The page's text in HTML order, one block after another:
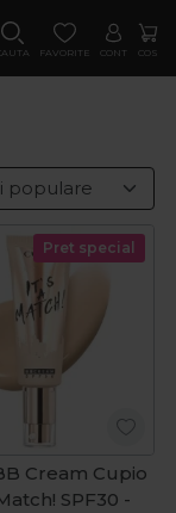
FAVORITE CONT COS
Pret special
Cream Cupio
SPF30 -